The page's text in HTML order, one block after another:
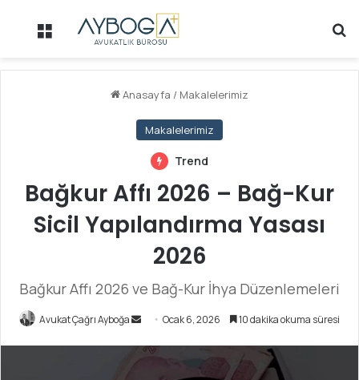
Menü
Anasayfa / Makalelerimiz
Makalelerimiz
Trend
Bağkur Affı 2026 – Bağ-Kur
Sicil Yapılandırma Yasası
2026
Bağkur Affı 2026 ve Bağ-Kur İhya Düzenlemeleri
Avukat Çağrı Ayboğa
Bir
posta
göndermek
Ocak 6, 2026 10 dakika okuma süresi